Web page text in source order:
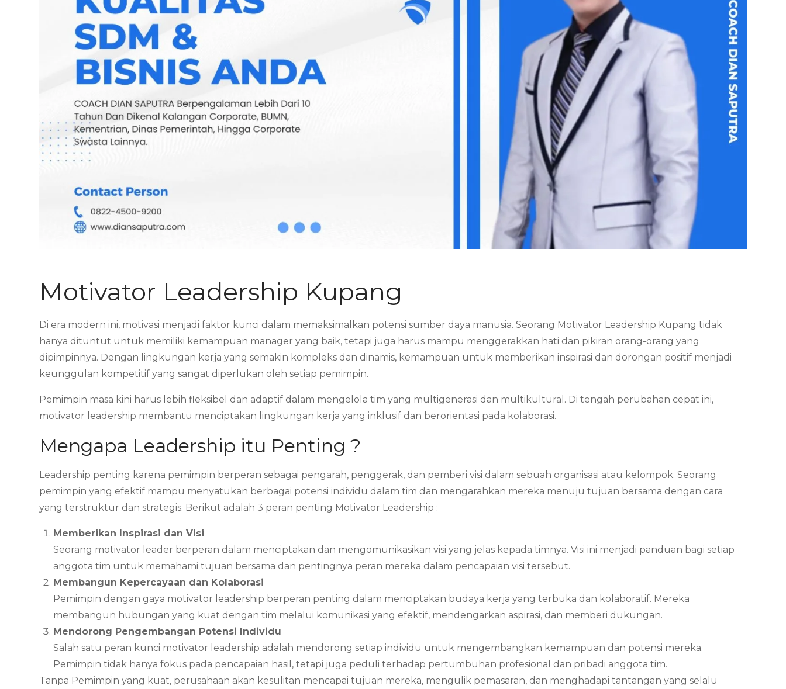
Motivator Leadership Kupang
Di era modern ini, motivasi menjadi faktor kunci dalam memaksimalkan potensi sumber daya manusia. Seorang Motivator Leadership Kupang tidak
hanya dituntut untuk memiliki kemampuan manager yang baik, tetapi juga harus mampu menggerakkan hati dan pikiran orang-orang yang
dipimpinnya. Dengan lingkungan kerja yang semakin kompleks dan dinamis, kemampuan untuk memberikan inspirasi dan dorongan positif menjadi
keunggulan kompetitif yang sangat diperlukan oleh setiap pemimpin.
Pemimpin masa kini harus lebih fleksibel dan adaptif dalam mengelola tim yang multigenerasi dan multikultural. Di tengah perubahan cepat ini,
motivator leadership membantu menciptakan lingkungan kerja yang inklusif dan berorientasi pada kolaborasi.
Mengapa Leadership itu Penting ?
Leadership penting karena pemimpin berperan sebagai pengarah, penggerak, dan pemberi visi dalam sebuah organisasi atau kelompok. Seorang
pemimpin yang efektif mampu menyatukan berbagai potensi individu dalam tim dan mengarahkan mereka menuju tujuan bersama dengan cara
yang terstruktur dan strategis. Berikut adalah 3 peran penting Motivator Leadership :
Memberikan Inspirasi dan Visi
Seorang motivator leader berperan dalam menciptakan dan mengomunikasikan visi yang jelas kepada timnya. Visi ini menjadi panduan bagi setiap
anggota tim untuk memahami tujuan bersama dan pentingnya peran mereka dalam pencapaian visi tersebut.
Membangun Kepercayaan dan Kolaborasi
Pemimpin dengan gaya motivator leadership berperan penting dalam menciptakan budaya kerja yang terbuka dan kolaboratif. Mereka
membangun hubungan yang kuat dengan tim melalui komunikasi yang efektif, mendengarkan aspirasi, dan memberi dukungan.
Mendorong Pengembangan Potensi Individu
Salah satu peran kunci motivator leadership adalah mendorong setiap individu untuk mengembangkan kemampuan dan potensi mereka.
Pemimpin tidak hanya fokus pada pencapaian hasil, tetapi juga peduli terhadap pertumbuhan profesional dan pribadi anggota tim.
Tanpa Pemimpin yang kuat, perusahaan akan kesulitan mencapai tujuan mereka, mengulik pemasaran, dan menghadapi tantangan yang selalu